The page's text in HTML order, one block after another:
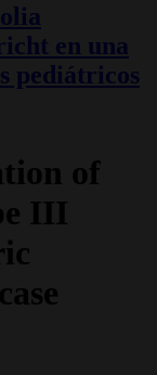
en una
pediátricos
of
III